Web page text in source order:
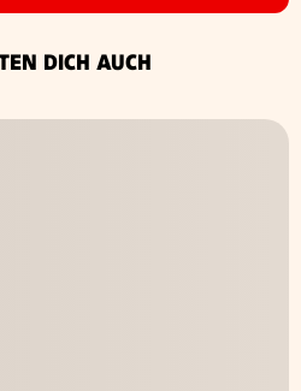
DICH AUCH